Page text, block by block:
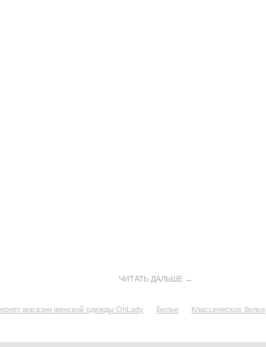
ЧИТАТЬ ДАЛЬШЕ →
магазин женской одежды OnLady Белье Классическое белье